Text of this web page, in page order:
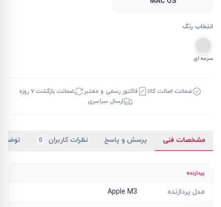
انتخاب رنگ
سرمه ای
ضمانت اصالت کالا فاکتور رسمی و معتبر
ضمانت بازگشت ۷ روزه
ارسال سراسری
مشخصات فنی پرسش و پاسخ نظرات کاربران 0
پردازنده
مدل پردازنده Apple M3